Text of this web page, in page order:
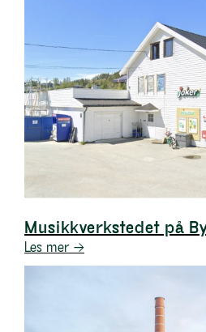
Musikkverkstedet på
Les mer →